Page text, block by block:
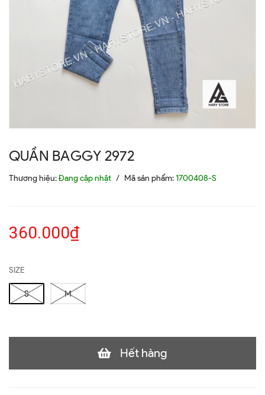
QUẦN BAGGY 2972
Thương hiệu:Đang cập nhật / Mã sản phẩm:1700408-S
360.000₫
SIZE
S M
Hết hàng